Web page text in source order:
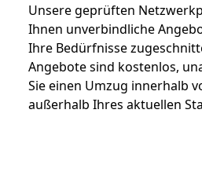
Unsere geprüften
Ihnen unverbindliche
Ihre Bedürfnisse
Angebote sind kostenlos,
Sie einen Umzug innerhalb
außerhalb Ihres aktuellen